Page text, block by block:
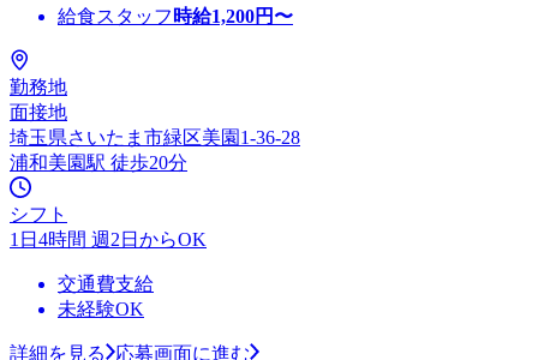
給食スタッフ 時給1,200円〜
勤務地
面接地
埼玉県さいたま市緑区美園1-36-28
浦和美園駅 徒歩20分
シフト
1日4時間 週2日からOK
交通費支給
未経験OK
詳細を見る 応募画面に進む